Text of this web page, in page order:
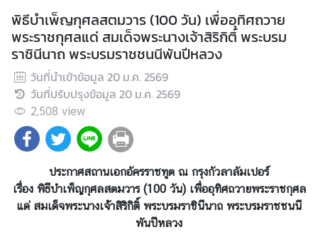
ถ
า
น
เ
อ
ก
อั
ค
ร
า
ช
ทู
พิธีบำเพ็ญกุศลสตมวาร (100 วัน) เพื่ออุทิศถวาย
พระราชกุศลแด่ สมเด็จพระนางเจ้าสิริกิติ์ พระบรม
ราชินีนาถ พระบรมราชชนนีพันปีหลวง
วันที่นำเข้าข้อมูล 20 ม.ค. 2569
วันที่ปรับปรุงข้อมูล 20 ม.ค. 2569
2,508 view
ประกาศสถานเอกอัครราชทูต ณ กรุงกัวลาลัมเปอร์
เรื่อง พิธีบำเพ็ญกุศลสตมวาร (100 วัน) เพื่ออุทิศถวายพระราชกุศล
แด่ สมเด็จพระนางเจ้าสิริกิติ์ พระบรมราชินีนาถ พระบรมราชชนนี
พันปีหลวง